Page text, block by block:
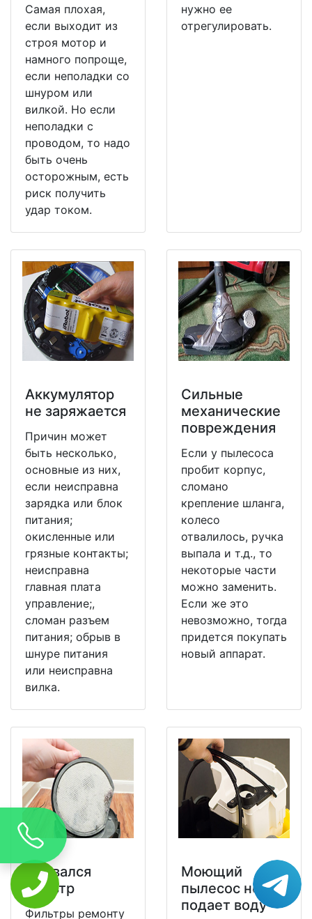
Самая плохая,
если выходит из
строя мотор и
намного попроще,
если неполадки со
шнуром или
вилкой. Но если
неполадки с
проводом, то надо
быть очень
осторожным, есть
риск получить
удар током.
нужно ее
отрегулировать.
Аккумулятор
не заряжается
Причин может
быть несколько,
основные из них,
если неисправна
зарядка или блок
питания;
окисленные или
грязные контакты;
неисправна
главная плата
управление;,
сломан разъем
питания; обрыв в
шнуре питания
или неисправна
вилка.
Сильные
механические
повреждения
Если у пылесоса
пробит корпус,
сломано
крепление шланга,
колесо
отвалилось, ручка
выпала и т.д., то
некоторые части
можно заменить.
Если же это
невозможно, тогда
придется покупать
новый аппарат.
Порвался
фильтр
Фильтры ремонту
Моющий
пылесос не
подает воду